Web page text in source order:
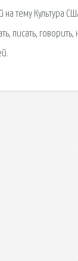
тему Культура
писать,